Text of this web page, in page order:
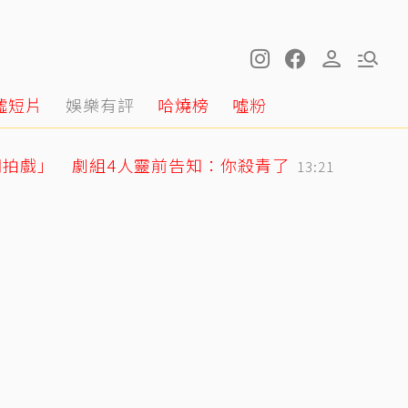
短片 娛樂有評 哈燒榜 噓粉
戲」 劇組4人靈前告知：你殺青了 13:21